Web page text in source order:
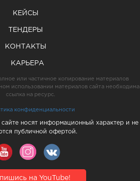
КЕЙСЫ
ТЕНДЕРЫ
КОНТАКТЫ
КАРЬЕРА
или частичное копирование материалов
использовании материалов сайта необходима
ссылка на ресурс.
конфиденциальности
сайте носят информационный характер и не
публичной офертой.
на YouTube!